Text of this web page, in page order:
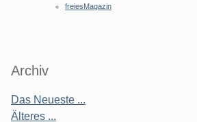
freiesMagazin
Archiv
Das Neueste ...
Älteres ...